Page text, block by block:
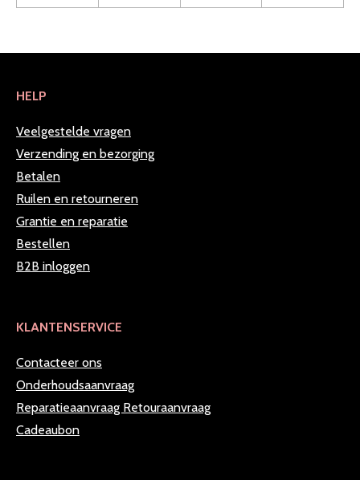
HELP
Veelgestelde vragen
Verzending en bezorging
Betalen
Ruilen en retourneren
Grantie en reparatie
Bestellen
B2B inloggen
KLANTENSERVICE
Contacteer ons
Onderhoudsaanvraag
Reparatieaanvraag Retouraanvraag
Cadeaubon